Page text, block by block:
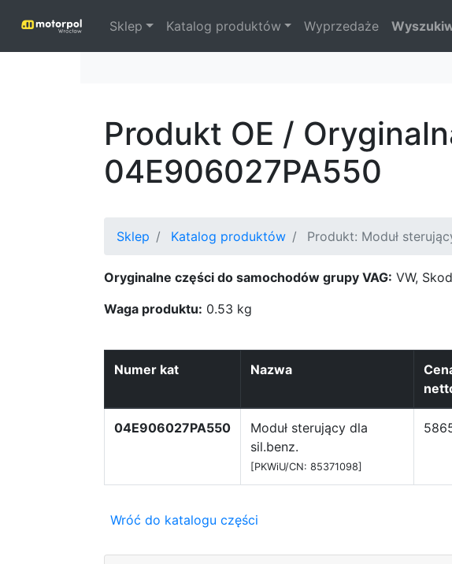
Sklep Katalog produktów Wyprzedaże
Produkt OE /
04E906027PA550
Sklep Katalog produktów Produkt: Moduł
Oryginalne części do samochodów grupy VAG: VW,
Waga produktu: 0.53 kg
Numer kat Nazwa
04E906027PA550
Moduł sterujący dla
sil.benz.
[PKWiU/CN: 85371098]
Wróć do katalogu części